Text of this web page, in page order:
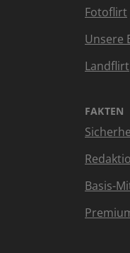
Fotoflirt
Unsere
Landflirt
FAKTEN
Basis-